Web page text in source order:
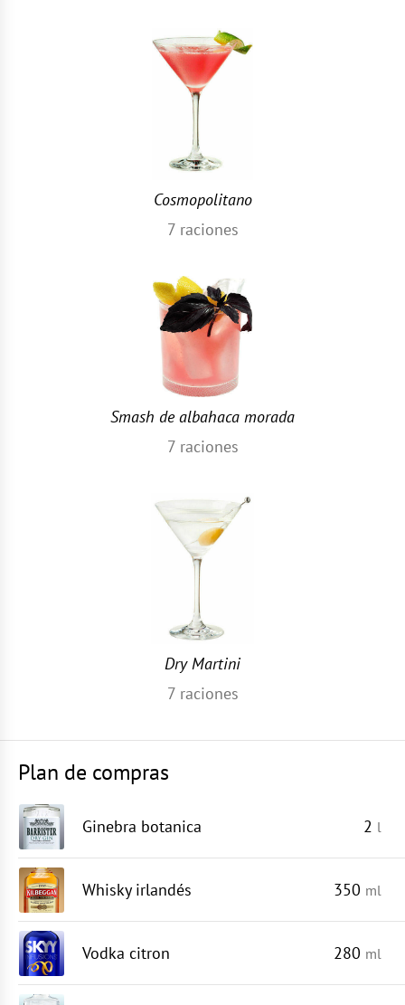
Cosmopolitano
7raciones
Smash de albahaca morada
7raciones
Dry Martini
7raciones
Plan de compras
Ginebra botanica 2 l
Whisky irlandés 350 ml
Vodka citron 280 ml